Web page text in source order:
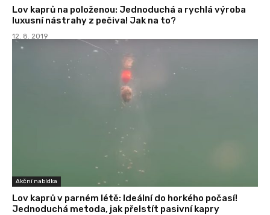
Lov kaprů na položenou: Jednoduchá a rychlá výroba
luxusní nástrahy z pečiva! Jak na to?
12. 8. 2019
Akční nabídka
Lov kaprů v parném létě: Ideální do horkého počasí!
Jednoduchá metoda, jak přelstít pasivní kapry